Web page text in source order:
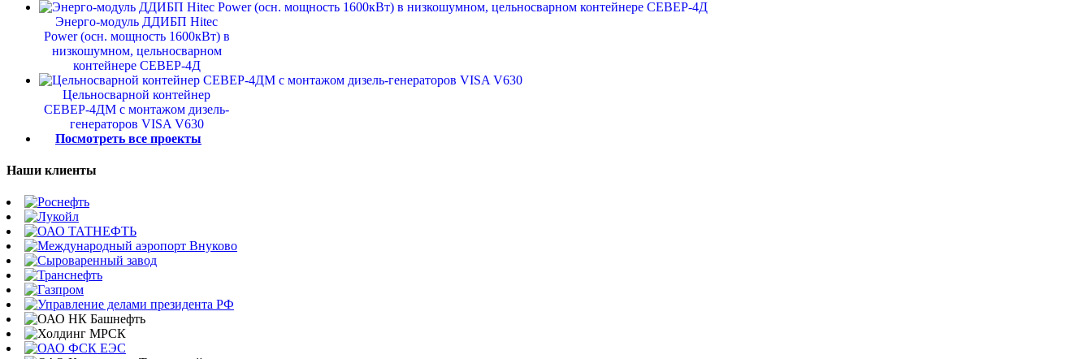
Энерго-модуль ДДИБП Hitec
Power (осн. мощность 1600кВт) в
низкошумном, цельносварном
контейнере СЕВЕР-4Д
Цельносварной контейнер
СЕВЕР-4ДМ с монтажом дизель-
генераторов VISA V630
Посмотреть все проекты
Наши клиенты